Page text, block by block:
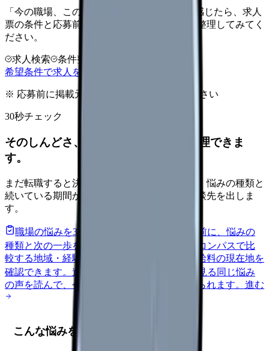
「今の職場、このままでいいのかな...」そう感じたら、求人
票の条件と応募前に確認したい不安を分けて整理してみてく
ださい。
求人検索 条件整理
希望条件で求人を探す
※ 応募前に掲載元の最新情報を確認してください
30秒チェック
そのしんどさ、転職すべきサインか整理できま
す。
まだ転職すると決めていなくても大丈夫です。悩みの種類と
続いている期間から、次に見るべき記事と相談先を出しま
す。
職場の悩みを30秒で診断
辞めるべきか迷う前に、悩みの
種類と次の一歩を整理します。
給料コンパスで比
較する地域・経験年数・施設形態から、今の給料の現在地を
確認できます。 進む 匿名掲示板で本音を見る 同じ悩み
の声を読んで、今の職場だけの問題か確かめられます。 進む
こんな悩みを持つ看護師さんへ